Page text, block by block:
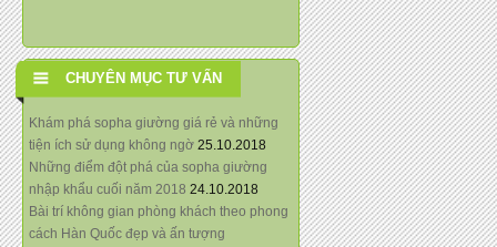
CHUYÊN MỤC TƯ VẤN
Khám phá sopha giường giá rẻ và những
tiện ích sử dụng không ngờ 25.10.2018
Những điểm đột phá của sopha giường
nhập khẩu cuối năm 2018 24.10.2018
Bài trí không gian phòng khách theo phong
cách Hàn Quốc đẹp và ấn tượng